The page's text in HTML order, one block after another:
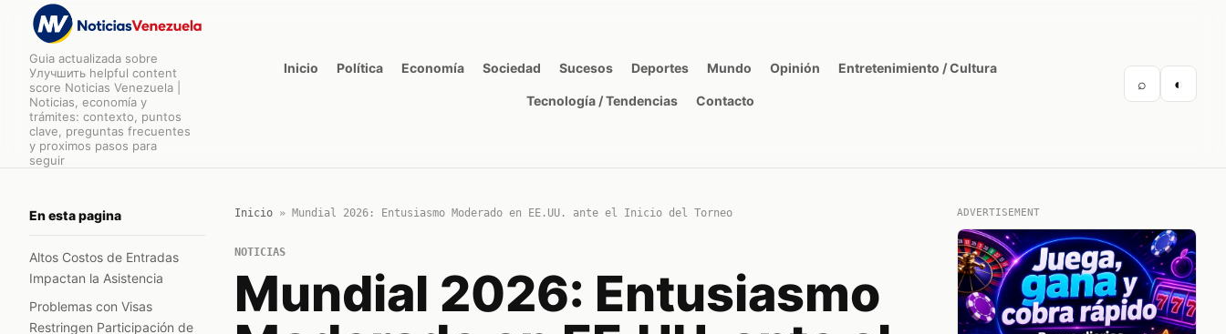
Guia actualizada sobre
Улучшить helpful content
score Noticias Venezuela |
Noticias, economía y
trámites: contexto, puntos
clave, preguntas frecuentes
y proximos pasos para
seguir
Inicio Política Economía Sociedad Sucesos Deportes Mundo Opinión Entretenimiento / Cultura
Tecnología / Tendencias Contacto
⌕ ◐
En esta pagina
Altos Costos de Entradas
Impactan la Asistencia
Problemas con Visas
Restringen Participación de
Inicio» Mundial 2026: Entusiasmo Moderado en EE.UU. ante el Inicio del Torneo
NOTICIAS
Mundial 2026: Entusiasmo
ADVERTISEMENT